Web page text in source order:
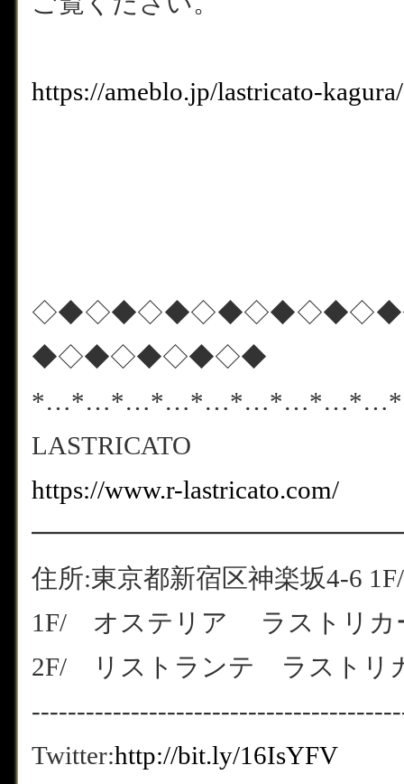
https://ameblo.jp/lastricato-
◆◇◆◇◆◇◆◇◆
LASTRICATO
https://www.r-lastricato.com/
住所:東京都新宿区神楽坂4-6
1F/ オステリア ラストリ
2F/ リストランテ ラスト
Twitter:http://bit.ly/16IsYFV